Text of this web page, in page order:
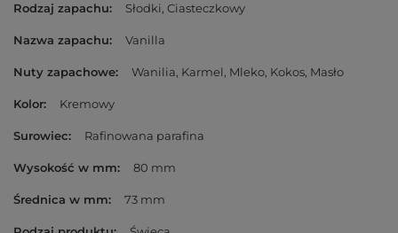
Rodzaj zapachu Słodki Ciasteczkowy
Nazwa zapachu Vanilla
Nuty zapachowe Wanilia Karmel Mleko Kokos Masło
Kolor Kremowy
Surowiec Rafinowana parafina
Wysokość w mm 80 mm
Średnica w mm 73 mm